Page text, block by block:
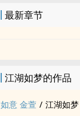
最新章节
江湖如梦的作品
如意 金萱 / 江湖如梦